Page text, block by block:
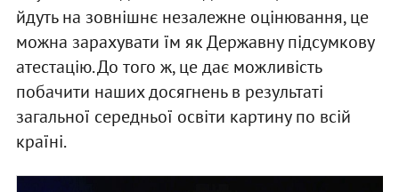
йдуть на зовнішнє незалежне оцінювання, це
можна зарахувати їм як Державну підсумкову
атестацію. До того ж, це дає можливість
побачити наших досягнень в результаті
загальної середньої освіти картину по всій
країні.